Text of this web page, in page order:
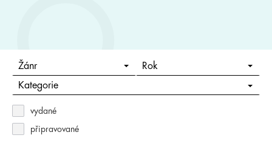
Žánr Rok
Kategorie
vydané
připravované